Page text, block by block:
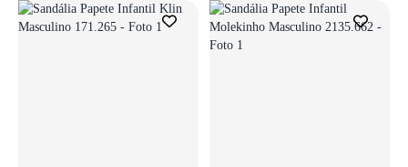
Login necessário Login necessário